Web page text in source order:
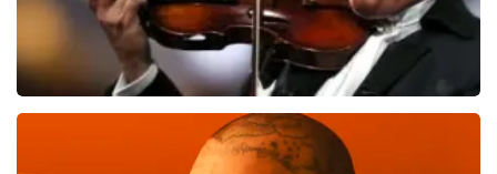
laatste 30 minuten